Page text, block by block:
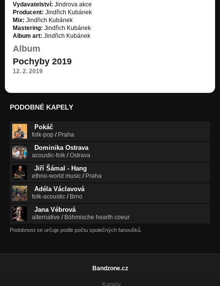
Protektorát 2021
Hlouběji
Protektorát 2021
Most
Protektorát 2021
Song o štěstí
Nový člověk
Protektorát 2021
Jsem xenofob a rasista
Protektorát 2021
Zdraví vás Protektor
Protektorát 2021
Jdu pustým městem
Protektorát 2021
Vydavatelství: Jindrova akce
Producent: Jindřich Kubánek
Mix: Jindřich Kubánek
Mastering: Jindřich Kubánek
Album art: Jindřich Kubánek
Album
Pochyby 2019
12. 2. 2019
PODOBNÉ KAPELY
Pokáč
folk-pop / Praha
Dominika Ostrava
acoustic-folk /Ostrava
Jiří Šámal - Hang
ethno-world music / Praha
Adéla Václavová
folk-acoustic / Brno
Jana Vébrová
alternative / Böhmische hearth coeur
Podobnost se určuje podle počtu společných fanoušků.
Bandzone.cz
Kapely